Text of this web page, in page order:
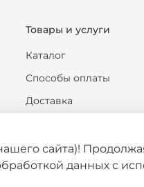
Товары и услуги
Каталог
Способы оплаты
Доставка
Формы документов
сайта)!
данных с